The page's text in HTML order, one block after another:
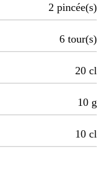
2 pincée(s)
6 tour(s)
20 cl
10 g
10 cl